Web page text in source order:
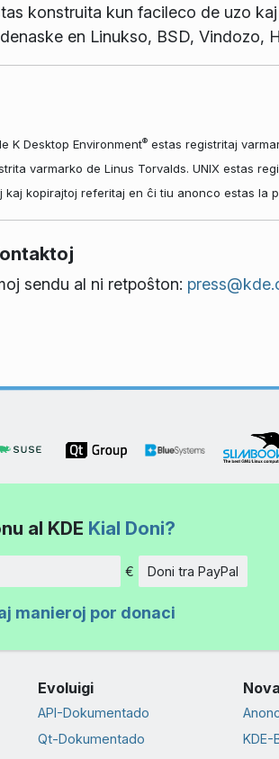
konstruita kun facileco de uzo
en Linukso, BSD, Vindozo,
K Desktop Environment®estas registritaj
varmarko de Linus Torvalds. UNIX estas
kaj kopirajtoj referitaj en ĉi tiu anonco estas la
sendu al ni retpoŝton:
al KDE Kial Doni?
€ Doni tra PayPal
manieroj por donaci
Evoluigi
API-Dokumentado
Qt-Dokumentado
KDE-